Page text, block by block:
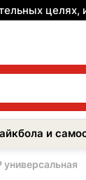
и
универсальная